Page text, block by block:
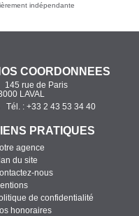
indépendante
COORDONNÉES
145 rue de Paris
LAVAL
Tél. : +33 2 43 53 34 40
PRATIQUES
agence
du site
nous
de confidentialité
honoraires